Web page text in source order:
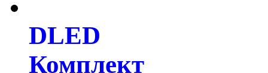
DLED
Комплект